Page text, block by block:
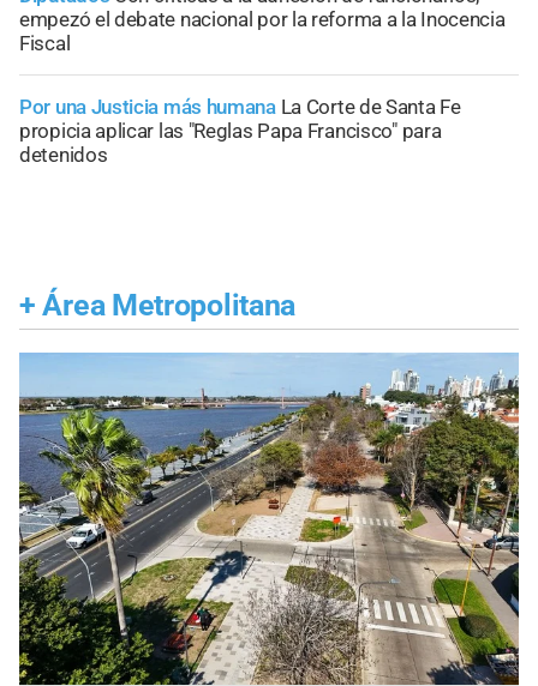
empezó el debate nacional por la reforma a la Inocencia
Fiscal
Por una Justicia más humana La Corte de Santa Fe
propicia aplicar las "Reglas Papa Francisco" para
detenidos
+ Área Metropolitana